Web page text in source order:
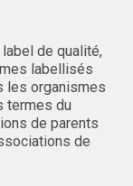
de qualité,
labellisés
les organismes
termes du
de parents
de